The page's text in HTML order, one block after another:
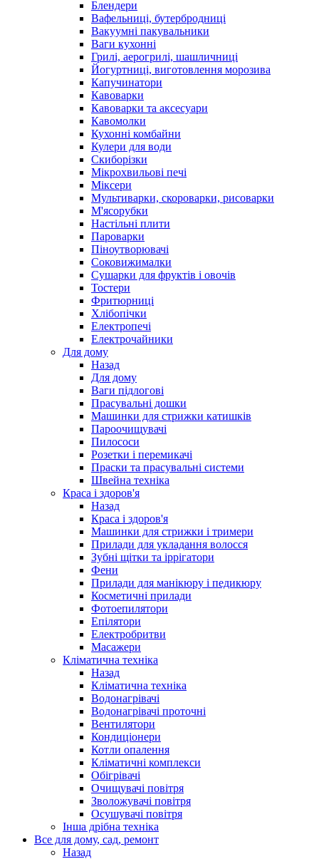
Блендери
Вафельниці, бутербродниці
Вакуумні пакувальники
Ваги кухонні
Грилі, аерогрилі, шашличниці
Йогуртниці, виготовлення морозива
Капучинатори
Кавоварки
Кавоварки та аксесуари
Кавомолки
Кухонні комбайни
Кулери для води
Скиборізки
Мікрохвильові печі
Міксери
Мультиварки, скороварки, рисоварки
М'ясорубки
Настільні плити
Пароварки
Піноутворювачі
Соковижималки
Сушарки для фруктів і овочів
Тостери
Фритюрниці
Хлібопічки
Електропечі
Електрочайники
Для дому
Назад
Для дому
Ваги підлогові
Прасувальні дошки
Машинки для стрижки катишків
Пароочищувачі
Пилососи
Розетки і перемикачі
Праски та прасувальні системи
Швейна техніка
Краса і здоров'я
Назад
Краса і здоров'я
Машинки для стрижки і тримери
Прилади для укладання волосся
Зубні щітки та іррігатори
Фени
Прилади для манікюру і педикюру
Косметичні прилади
Фотоепилятори
Епілятори
Електробритви
Масажери
Кліматична техніка
Назад
Кліматична техніка
Водонагрівачі
Водонагрівачі проточні
Вентилятори
Кондиціонери
Котли опалення
Кліматичні комплекси
Обігрівачі
Очищувачі повітря
Зволожувачі повітря
Осушувачі повітря
Інша дрібна техніка
Все для дому, сад, ремонт
Назад